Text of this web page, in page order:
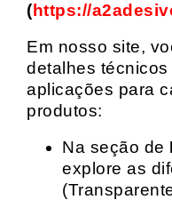
(https://
Em nosso site,
detalhes
aplicações para
produtos:
Na seção de
explore as